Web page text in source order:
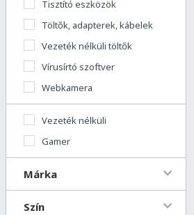
Tisztító eszközök
Töltők, adapterek, kábelek
Vezeték nélküli töltők
Vírusírtó szoftver
Webkamera
Vezeték nélküli
Gamer
Márka
Szín